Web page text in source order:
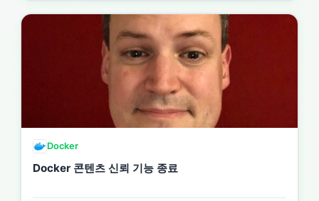
Docker
Docker 콘텐츠 신뢰 기능 종료